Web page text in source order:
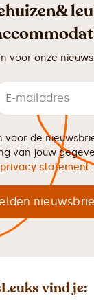
voor onze
voor de
van jouw
privacy statement.
vind je: